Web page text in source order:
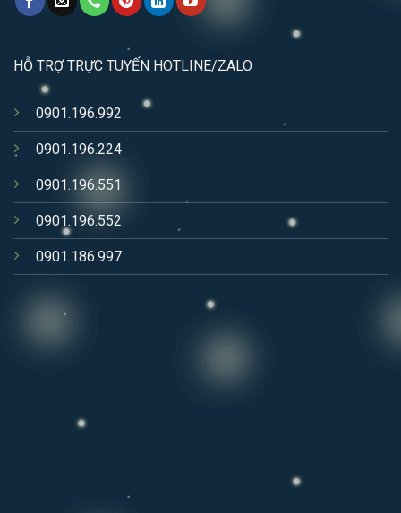
HỖ TRỢ TRỰC TUYẾN HOTLINE/ZALO
0901.196.992
0901.196.224
0901.196.551
0901.196.552
0901.186.997